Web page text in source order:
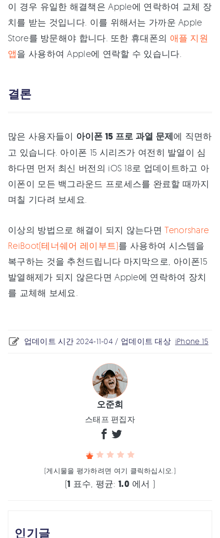
이 경우 유일한 해결책은 Apple에 연락하여 교체 장
치를 받는 것입니다. 이를 위해서는 가까운 Apple
Store를 방문해야 합니다. 또한 휴대폰의 애플 지원
앱을 사용하여 Apple에 연락할 수 있습니다.
결론
많은 사용자들이 아이폰 15 프로 과열 문제에 직면하
고 있습니다. 아이폰 15 시리즈가 여전히 발열이 심
하다면 먼저 최신 버전의 iOS 18로 업데이트하고 아
이폰이 모든 백그라운드 프로세스를 완료할 때까지
며칠 기다려 보세요.
이상의 방법으로 해결이 되지 않는다면Tenorshare
ReiBoot(테너쉐어 레이부트)를 사용하여 시스템을
복구하는 것을 추천드립니다 마지막으로, 아이폰15
발열해제가 되지 않은다면 Apple에 연락하여 장치
를 교체해 보세요.
업데이트 시간 2024-11-04 / 업데이트 대상 iPhone 15
오준희
스태프 편집자
(게시물을 평가하려면 여기 클릭하십시오.)
(1 표수, 평균: 1.0 에서 )
인기글